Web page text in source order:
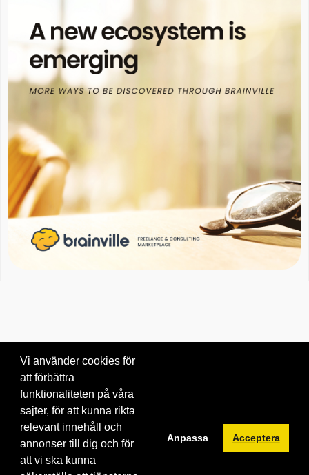
© 2026 Brainville AB. |Villkor för tjänsten
Byt språk:
Vi använder cookies för
att förbättra
funktionaliteten på våra
sajter, för att kunna rikta
relevant innehåll och
annonser till dig och för
att vi ska kunna
Anpassa Acceptera